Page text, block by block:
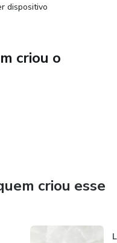
Não perca tempo!
dispositivo
criou o
criou esse